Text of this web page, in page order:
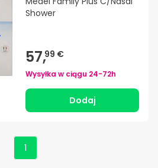
Shower
57,99 €
Wysyłka w ciągu 24-72h
Dodaj
1